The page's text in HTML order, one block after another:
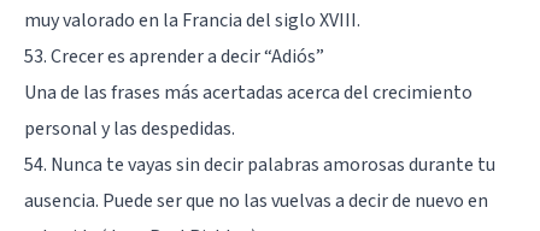
muy valorado en la Francia del siglo XVIII.
53. Crecer es aprender a decir “Adiós”
Una de las frases más acertadas acerca del crecimiento
personal y las despedidas.
54. Nunca te vayas sin decir palabras amorosas durante tu
ausencia. Puede ser que no las vuelvas a decir de nuevo en